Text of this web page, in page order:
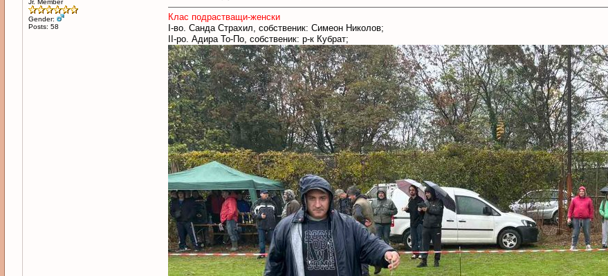
Jr. Member
Gender:
Posts: 58
Клас подрастващи-женски
I-во. Санда Страхил, собственик: Симеон Николов;
II-ро. Адира То-По, собственик: р-к Кубрат;